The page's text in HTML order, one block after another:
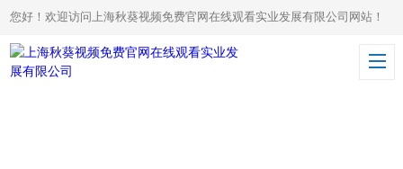
您好！欢迎访问上海秋葵视频免费官网在线观看实业发展有限公司网站！